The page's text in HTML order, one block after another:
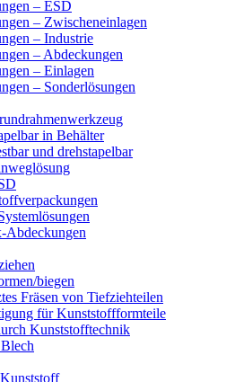
– ESD
– Zwischeneinlagen
– Industrie
– Abdeckungen
– Einlagen
– Sonderlösungen
in Behälter
und drehstapelbar
Abdeckungen
biegen
Fräsen von Tiefziehteilen
für Kunststoffformteile
Kunststofftechnik